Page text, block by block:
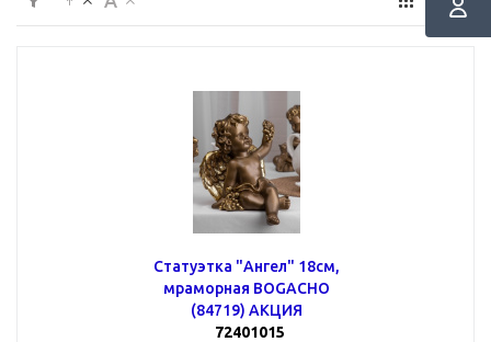
Статуэтка "Ангел" 18см,
мраморная BOGACHO
(84719) АКЦИЯ
72401015